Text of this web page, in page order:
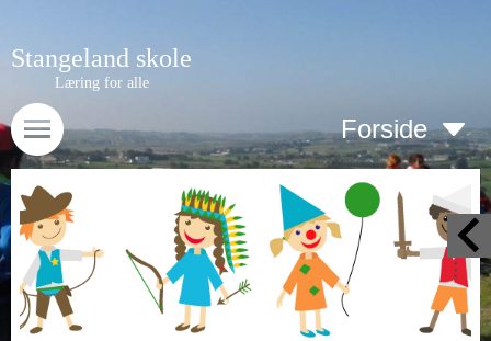
Stangeland skole
Læring for alle
Forside